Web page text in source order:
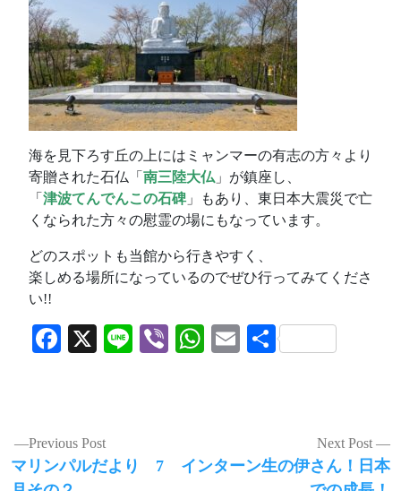
海を見下ろす丘の上にはミャンマーの有志の方々より
寄贈された石仏「 南三陸大仏 」が鎮座し、
「 津波てんでんこの石碑」もあり、東日本大震災で亡
くなられた方々の慰霊の場にもなっています。
どのスポットも当館から行きやすく、
楽しめる場所になっているのでぜひ行ってみてくださ
い!!
Facebook
X LineViberWhatsApp
Email
共
投
稿
Previous Post
Previous
post:
マリンパルだより 7
Next Post
Next
インターン生の伊さん！日本